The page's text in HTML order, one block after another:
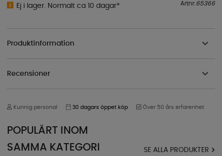
Ej i lager. Normalt ca 10 dagar* Artnr:65366
Produktinformation
Recensioner
Kunnig personal 30 dagars öppet köp Över 50 års erfarenhet
POPULÄRT INOM
SAMMA KATEGORI
SE ALLA PRODUKTER